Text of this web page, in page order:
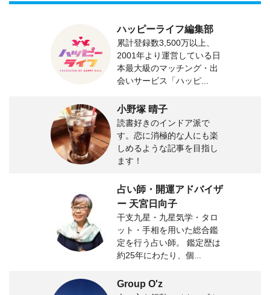
ハッピーライフ編集部
累計登録数3,500万以上、
2001年より運営している日
本最大級のマッチング・出
会いサービス「ハッピ...
小野塚 晴子
読書好きのインドア派で
す。恋に消極的な人にも楽
しめるような記事を目指し
ます！
占い師・開運アドバイザ
ー 天宮日向子
干支九星・九星気学・タロ
ット・手相を用いた総合鑑
定を行う占い師。 鑑定歴は
約25年にわたり、個...
Group O'z